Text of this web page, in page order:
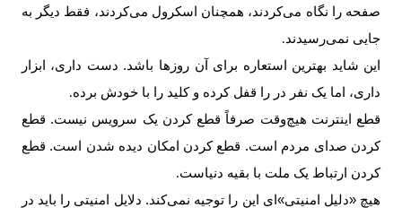
صفحه را نگاه می‌کردند، همچنان اسکرول می‌کردند، فقط دیگر به
جایی نمی‌رسیدند.
این شاید بهترین استعاره برای آن روزها باشد. دست داری، ابزار
داری، اما یک نفر در را قفل کرده و کلید را با خودش برده.
قطع اینترنت هیچ‌وقت صرفاً قطع کردن یک سرویس نیست. قطع
کردن صدای مردم است. قطع کردن امکان دیده شدن است. قطع
کردن ارتباط یک ملت با بقیه دنیاست.
هیچ «دلیل امنیتی»‌ای این را توجیه نمی‌کند. دلایل امنیتی را باید در